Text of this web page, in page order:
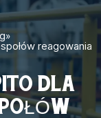
»
reagowania
DLA